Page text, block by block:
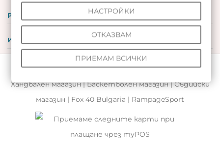
РЕВЮТА
ИНСТРУМЕНТИ
© 2026 Всички права запазени |Волейболен магазин
Хандбален магазин|Баскетболен магазин|Съдийски
магазин | Fox 40 Bulgaria | RampageSport
НАСТРОЙКИ
ОТКАЗВАМ
ПРИЕМАМ ВСИЧКИ